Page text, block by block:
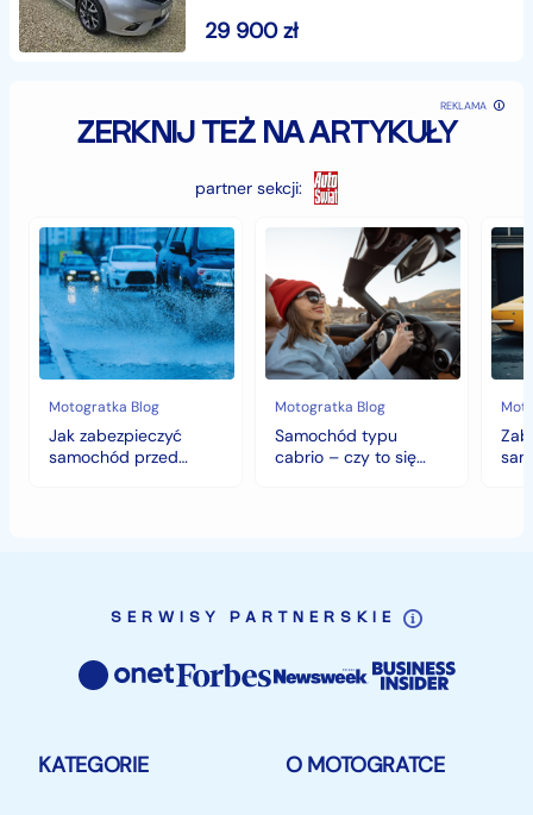
29 900zł
ZERKNIJ TEŻ NA ARTYKUŁY
REKLAMA
partner sekcji:
Jak
zabezpieczyć
samochód
przed
jesiennymi
chłodami
i
deszczem?
Motogratka Blog
Jak zabezpieczyć
samochód przed
Samochód
cabrio
–
czy
to
się
opłaca
w
polskim
klimacie?
Motogratka Blog
Samochód typu
cabrio – czy to się
czyli
SERWISY PARTNERSKIE
KATEGORIE O MOTOGRATCE